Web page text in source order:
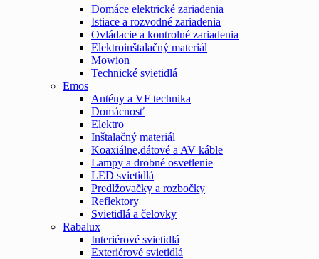
Domáce elektrické zariadenia
Istiace a rozvodné zariadenia
Ovládacie a kontrolné zariadenia
Elektroinštalačný materiál
Mowion
Technické svietidlá
Emos
Antény a VF technika
Domácnosť
Elektro
Inštalačný materiál
Koaxiálne,dátové a AV káble
Lampy a drobné osvetlenie
LED svietidlá
Predlžovačky a rozbočky
Reflektory
Svietidlá a čelovky
Rabalux
Interiérové svietidlá
Exteriérové svietidlá